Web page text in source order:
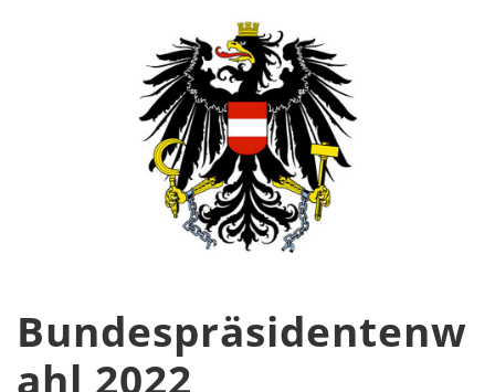
Bundespräsidentenw
ahl 2022